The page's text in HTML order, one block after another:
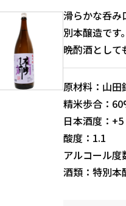
滑らかな呑み
別本醸造です
晩酌酒として
原材料：山田
精米歩合：
日本酒度：+5
酸度：1.1
アルコール度
酒類：特別本